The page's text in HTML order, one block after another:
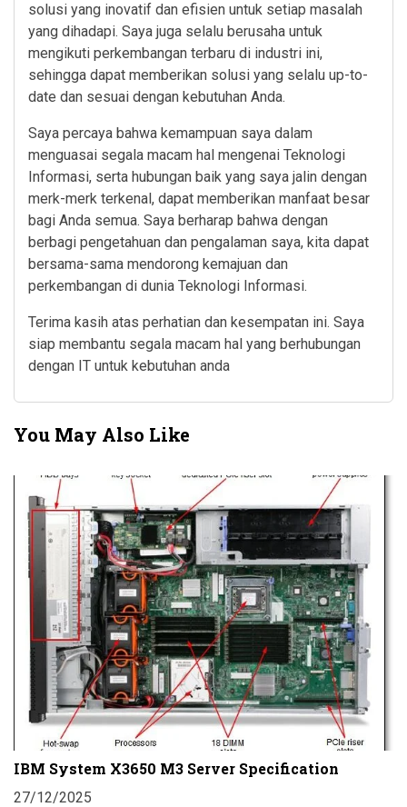
solusi yang inovatif dan efisien untuk setiap masalah
yang dihadapi. Saya juga selalu berusaha untuk
mengikuti perkembangan terbaru di industri ini,
sehingga dapat memberikan solusi yang selalu up-to-
date dan sesuai dengan kebutuhan Anda.
Saya percaya bahwa kemampuan saya dalam
menguasai segala macam hal mengenai Teknologi
Informasi, serta hubungan baik yang saya jalin dengan
merk-merk terkenal, dapat memberikan manfaat besar
bagi Anda semua. Saya berharap bahwa dengan
berbagi pengetahuan dan pengalaman saya, kita dapat
bersama-sama mendorong kemajuan dan
perkembangan di dunia Teknologi Informasi.
Terima kasih atas perhatian dan kesempatan ini. Saya
siap membantu segala macam hal yang berhubungan
dengan IT untuk kebutuhan anda
You May Also Like
IBM System X3650 M3 Server Specification
27/12/2025